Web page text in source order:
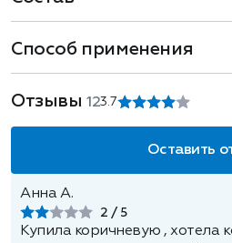
Способ применения
Отзывы123.7
Оставить
Анна А.
2
Купила коричневую , хотела